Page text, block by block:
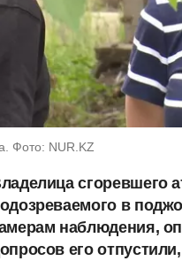
Фото: NUR.KZ
сгоревшего
в
наблюдения,
его